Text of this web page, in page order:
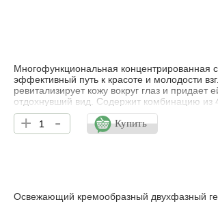
Многофункциональная концентрированная
эффективный путь к красоте и молодости
ревитализирует кожу вокруг глаз и придает
отдохнувший вид. Содержит комбинацию из
кислоты, которая способствует
глубокому и пролонгированному
повреждений, вызванных синим светом и
+ - Купить
Освежающий кремообразный двухфазный